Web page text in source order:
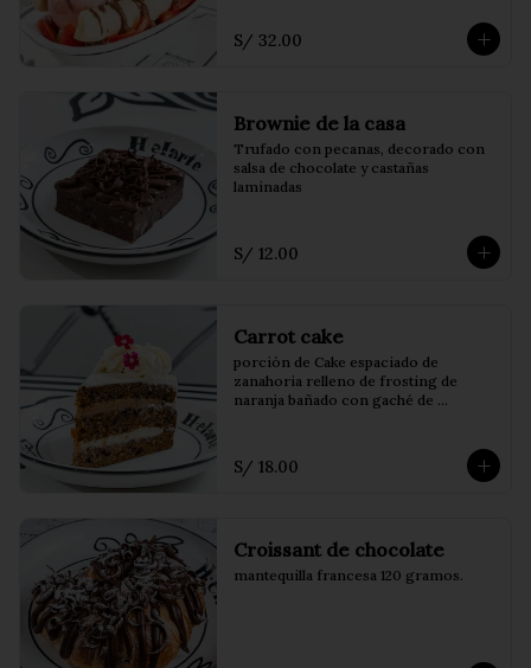
S/ 32.00
Brownie de la casa
Trufado con pecanas, decorado con
salsa de chocolate y castañas
laminadas
S/ 12.00
Carrot cake
porción de Cake espaciado de
zanahoria relleno de frosting de
naranja bañado con gaché de
S/ 18.00
Croissant de chocolate
mantequilla francesa 120 gramos.